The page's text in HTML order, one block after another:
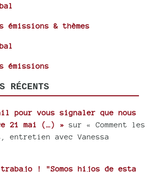
émissions & thèmes
émissions
RÉCENTS
pour vous signaler que nous
21 mai (…) » sur « Comment les
entretien avec Vanessa
! "Somos hijos de esta